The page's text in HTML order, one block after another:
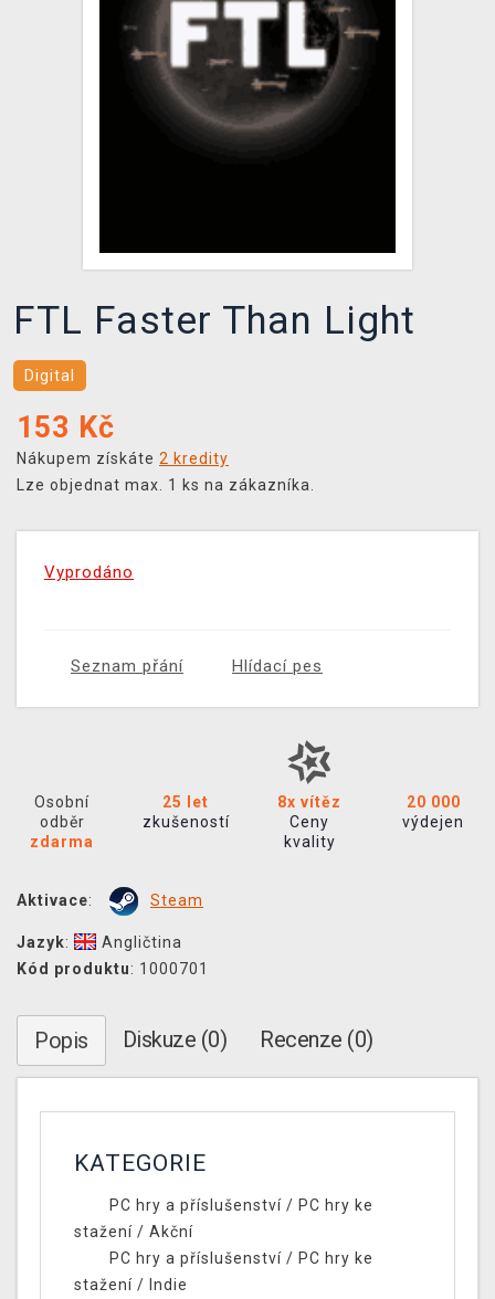
TCG & BOARDGAME HUB
FTL Faster Than Light
Digital
153 Kč
Nákupem získáte 2 kredity
Lze objednat max. 1 ks na zákazníka.
Vyprodáno
Seznam přání Hlídací pes
Osobní
odběr
zdarma
25 let
zkušeností
8x vítěz
Ceny
kvality
20 000
výdejen
Aktivace: Steam
Jazyk:
Angličtina
Kód produktu: 1000701
Popis Diskuze (0) Recenze (0)
KATEGORIE
PC hry a příslušenství/ PC hry ke
stažení / Akční
PC hry a příslušenství/ PC hry ke
stažení / Indie